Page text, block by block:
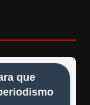
que